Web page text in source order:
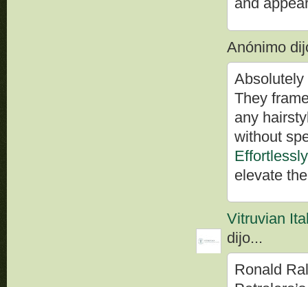
Anónimo
They
any
without
elevate
Vitruvian
dijo...
Ronald